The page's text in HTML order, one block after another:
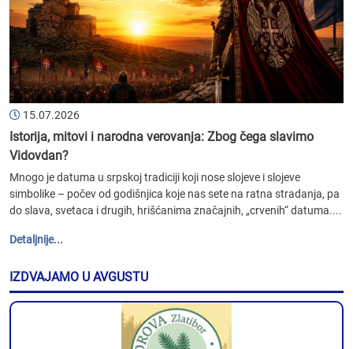
15.07.2026
Istorija, mitovi i narodna verovanja: Zbog čega slavimo
Vidovdan?
Mnogo je datuma u srpskoj tradiciji koji nose slojeve i slojeve
simbolike – počev od godišnjica koje nas sete na ratna stradanja, pa
do slava, svetaca i drugih, hrišćanima značajnih, „crvenih“ datuma....
Detaljnije...
IZDVAJAMO U AVGUSTU